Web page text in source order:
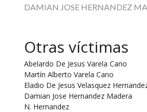
DAMIAN JOSE HERNANDEZ
Otras víctimas
Abelardo De Jesus Varela Cano
Martín Alberto Varela Cano
Eladio De Jesus Velasquez
Damian Jose Hernandez Madera
N. Hernandez